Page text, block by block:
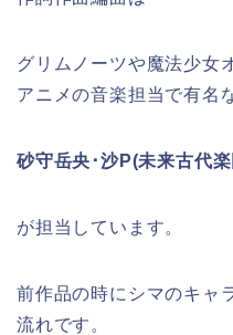
グリムノーツや魔法少女
アニメの音楽担当で有名
砂守岳央･沙P(未来古代
が担当しています。
前作品の時にシマのキャ
流れです。